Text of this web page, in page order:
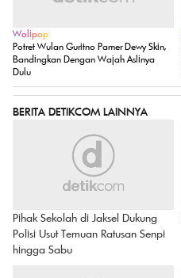
Wolipop
Potret Wulan Guritno Pamer Dewy Skin,
Bandingkan Dengan Wajah Aslinya
Dulu
BERITA DETIKCOM LAINNYA
Pihak Sekolah di Jaksel Dukung
Polisi Usut Temuan Ratusan Senpi
hingga Sabu